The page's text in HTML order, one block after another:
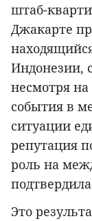
штаб-
Джакарте
Индонезии,
несмотря
события в
ситуации
репутация
роль на
Это